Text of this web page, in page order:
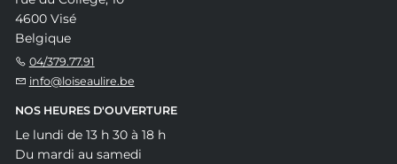
4600 Visé
Belgique
04/379.77.91
info@loiseaulire.be
NOS HEURES D'OUVERTURE
Le lundi de 13 h 30 à 18 h
Du mardi au samedi